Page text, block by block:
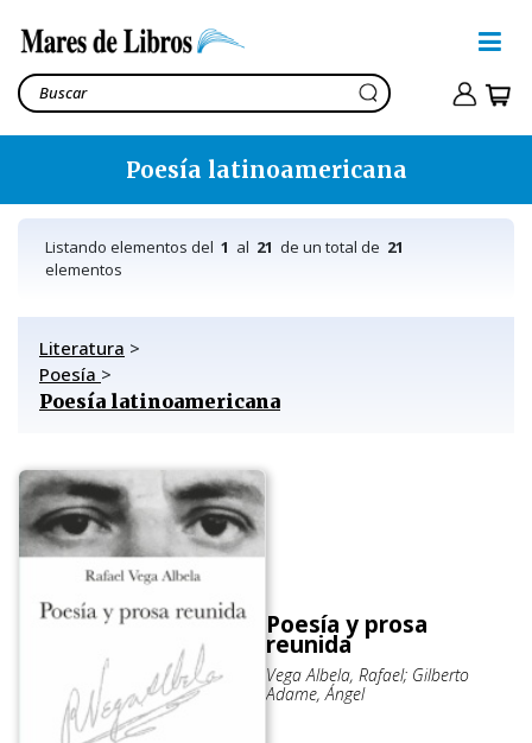
Poesía latinoamericana
Listando elementos del 1 al 21 de un total de 21
elementos
Literatura >
Poesía >
Poesía latinoamericana
Poesía y prosa
reunida
Vega Albela, Rafael; Gilberto
Adame, Ángel